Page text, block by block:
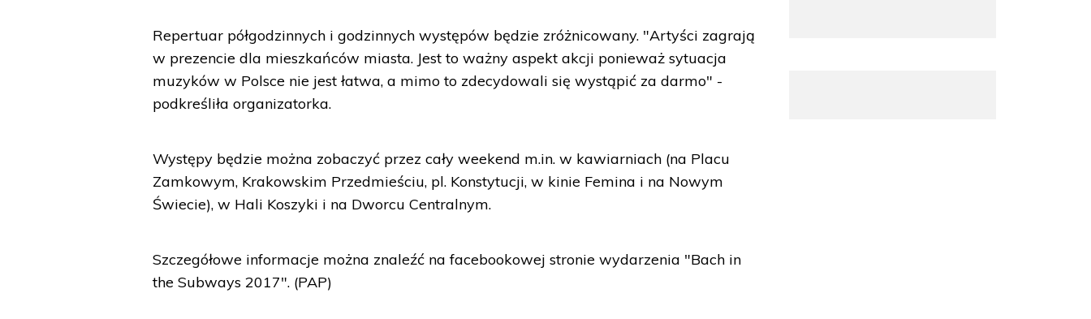
Repertuar półgodzinnych i godzinnych występów będzie zróżnicowany. "Artyści zagrają
w prezencie dla mieszkańców miasta. Jest to ważny aspekt akcji ponieważ sytuacja
muzyków w Polsce nie jest łatwa, a mimo to zdecydowali się wystąpić za darmo" -
podkreśliła organizatorka.
Występy będzie można zobaczyć przez cały weekend m.in. w kawiarniach (na Placu
Zamkowym, Krakowskim Przedmieściu, pl. Konstytucji, w kinie Femina i na Nowym
Świecie), w Hali Koszyki i na Dworcu Centralnym.
Szczegółowe informacje można znaleźć na facebookowej stronie wydarzenia "Bach in
the Subways 2017". (PAP)